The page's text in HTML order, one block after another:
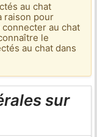
au chat
raison pour
au chat
le
au chat dans
sur